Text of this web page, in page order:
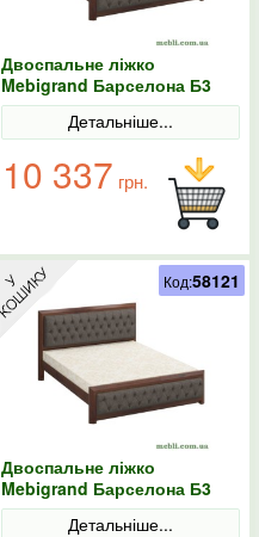
Двоспальне ліжко
Mebigrand Барселона Б3
Горіх темний/Аляска 97
Детальніше...
10 337 грн.
Двоспальне ліжко
Mebigrand Барселона Б3
Горіх темний/Аляска 97
Детальніше...
Код:58121